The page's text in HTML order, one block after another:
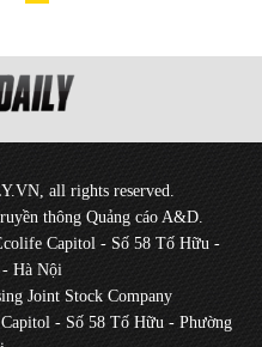
all rights reserved.
thông Quảng cáo A&D.
Capitol - Số 58 Tố Hữu -
Hà Nội
Joint Stock Company
- Số 58 Tố Hữu - Phường